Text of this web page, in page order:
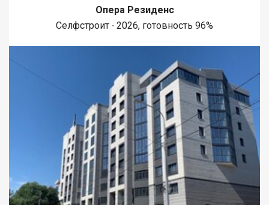
Опера Резиденс
Селфстроит ∙ 2026, готовность 96%